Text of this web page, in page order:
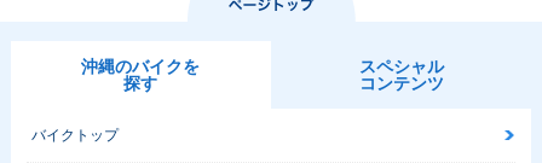
沖縄のバイクを
探す
スペシャル
コンテンツ
バイクトップ